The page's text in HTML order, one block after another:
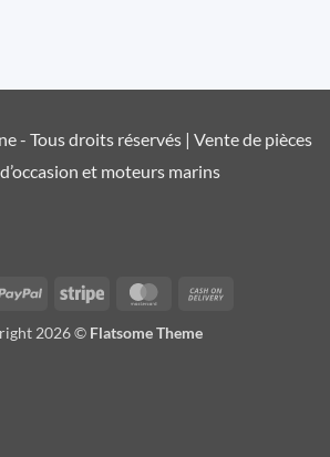
- Tous droits réservés | Vente de pièces
et moteurs marins
PayPal Stripe MasterCard
2026 © Flatsome Theme